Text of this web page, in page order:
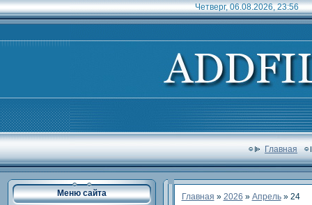
Четверг, 06.08.2026, 23:56
Главная
Меню сайта Главная » 2026 » Апрель » 24